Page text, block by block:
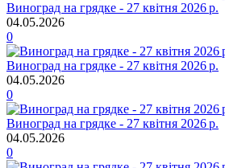
Виноград на грядке - 27 квітня 2026 р.
04.05.2026
0
Виноград на грядке - 27 квітня 2026 р.
04.05.2026
0
Виноград на грядке - 27 квітня 2026 р.
04.05.2026
0